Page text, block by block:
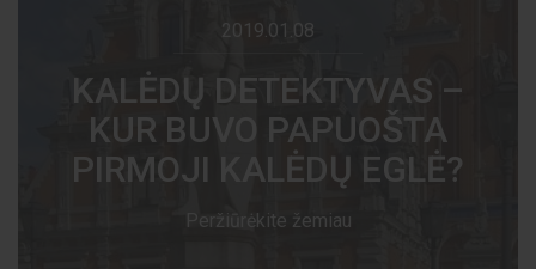
2019.01.08
KALĖDŲ DETEKTYVAS –
KUR BUVO PAPUOŠTA
PIRMOJI KALĖDŲ EGLĖ?
Peržiūrėkite žemiau